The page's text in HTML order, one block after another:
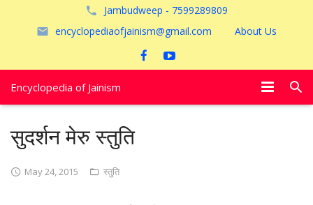
Jambudweep - 7599289809
encyclopediaofjainism@gmail.com
About Us
Encyclopedia of Jainism
पूजायें
सुदर्शन मेरु स्तुति
May 24, 2015 स्तुति